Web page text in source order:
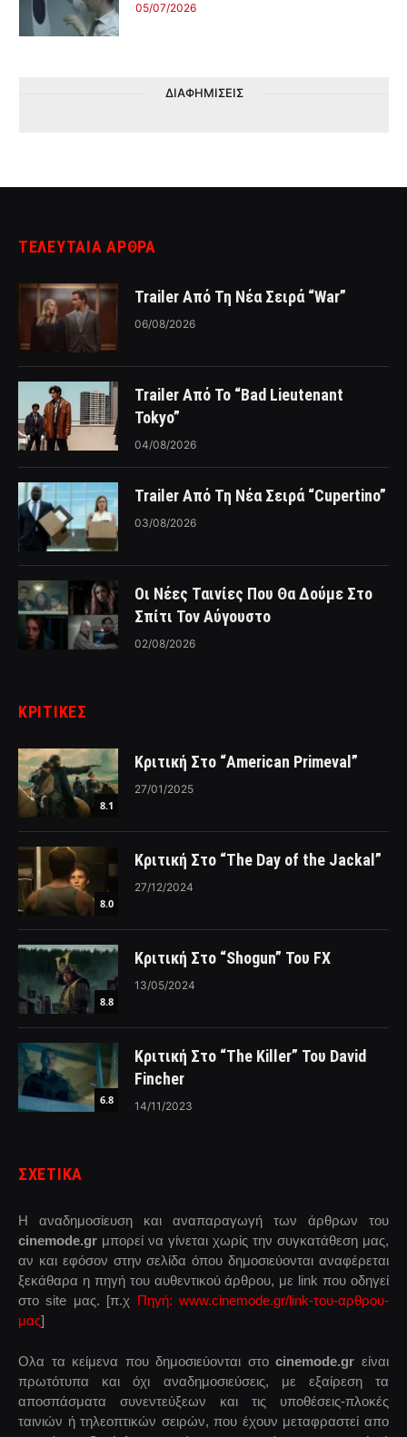
05/07/2026
ΔΙΑΦΗΜΙΣΕΙΣ
ΤΕΛΕΥΤΑΙΑ ΑΡΘΡΑ
Trailer Από Τη Νέα Σειρά “War”
06/08/2026
Trailer Από Το “Bad Lieutenant
Tokyo”
04/08/2026
Trailer Από Τη Νέα Σειρά “Cupertino”
03/08/2026
Οι Νέες Ταινίες Που Θα Δούμε Στο
Σπίτι Τον Αύγουστο
02/08/2026
ΚΡΙΤΙΚΈΣ
8.1
Κριτική Στο “American Primeval”
27/01/2025
8.0
Κριτική Στο “The Day of the Jackal”
27/12/2024
8.8
Κριτική Στο “Shogun” Του FX
13/05/2024
6.8
Κριτική Στο “The Killer” Του David
Fincher
14/11/2023
ΣΧΕΤΙΚΑ
Η αναδημοσίευση και αναπαραγωγή των άρθρων του
cinemode.gr μπορεί να γίνεται χωρίς την συγκατάθεση μας,
αν και εφόσον στην σελίδα όπου δημοσιεύονται αναφέρεται
ξεκάθαρα η πηγή του αυθεντικού άρθρου, με link που οδηγεί
στο site μας. [π.χ Πηγή: www.cinemode.gr/link-του-αρθρου-
μας]
Ολα τα κείμενα που δημοσιεύονται στοcinemode.gr είναι
πρωτότυπα και όχι αναδημοσιεύσεις, με εξαίρεση τα
αποσπάσματα συνεντεύξεων και τις υποθέσεις-πλοκές
ταινιών ή τηλεοπτικών σειρών, που έχουν μεταφραστεί απο